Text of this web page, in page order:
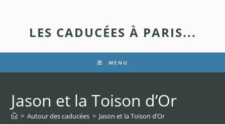
LES CADUCÉES À PARIS...
MENU
Jason et la Toison d’Or
> Autour des caducées > Jason et la Toison d’Or